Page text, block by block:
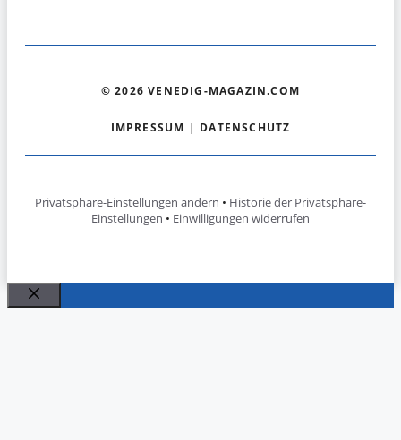
© 2026 VENEDIG-MAGAZIN.COM
IMPRESSUM | DATENSCHUTZ
Privatsphäre-Einstellungen ändern • Historie der Privatsphäre-
Einstellungen • Einwilligungen widerrufen
Schließen